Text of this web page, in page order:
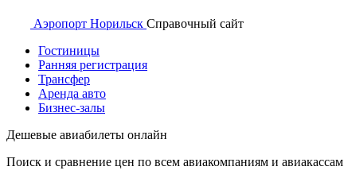
Аэропорт Норильск Справочный сайт
Гостиницы
Ранняя регистрация
Трансфер
Аренда авто
Бизнес-залы
Дешевые авиабилеты онлайн
Поиск и сравнение цен по всем авиакомпаниям и авиакассам